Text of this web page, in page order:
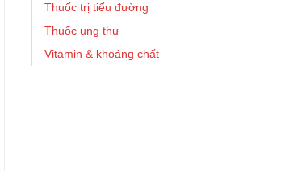
Thuốc trị tiểu đường
Thuốc ung thư
Vitamin & khoáng chất